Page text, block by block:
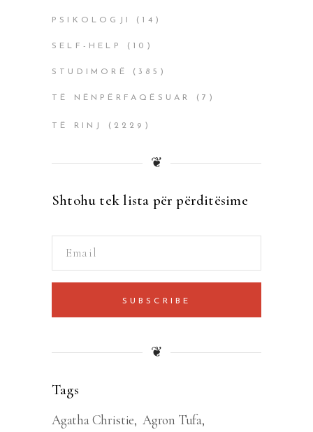
PSIKOLOGJI (14)
SELF-HELP (10)
STUDIMORË (385)
TË NËNPËRFAQËSUAR (7)
TË RINJ (2229)
❦
Shtohu tek lista për përditësime
SUBSCRIBE
❦
Tags
Agatha Christie Agron Tufa